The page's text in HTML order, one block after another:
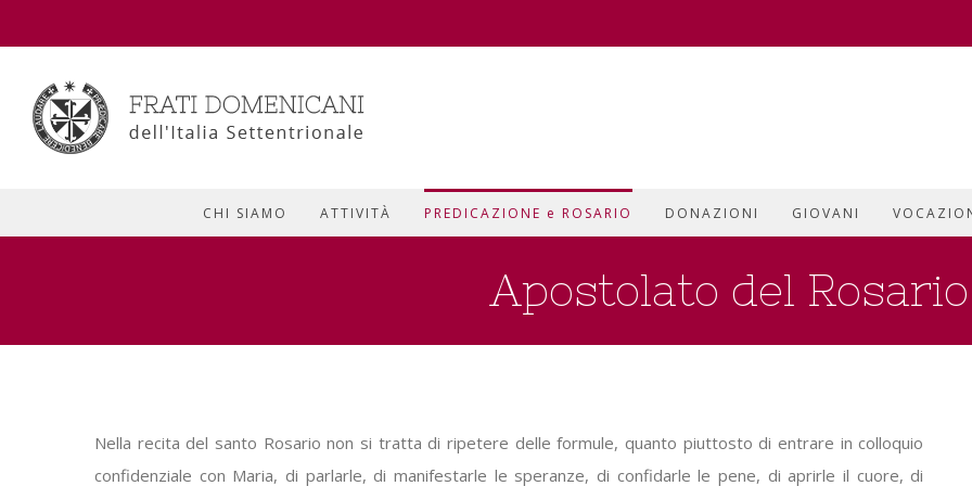
CHI SIAMO ATTIVITÀ PREDICAZIONE e ROSARIO DONAZIONI GIOVANI
Apostolato del Rosario
Nella recita del santo Rosario non si tratta di ripetere delle formule, quanto piuttosto di entrare in colloquio
confidenziale con Maria, di parlarle, di manifestarle le speranze, di confidarle le pene, di aprirle il cuore, di